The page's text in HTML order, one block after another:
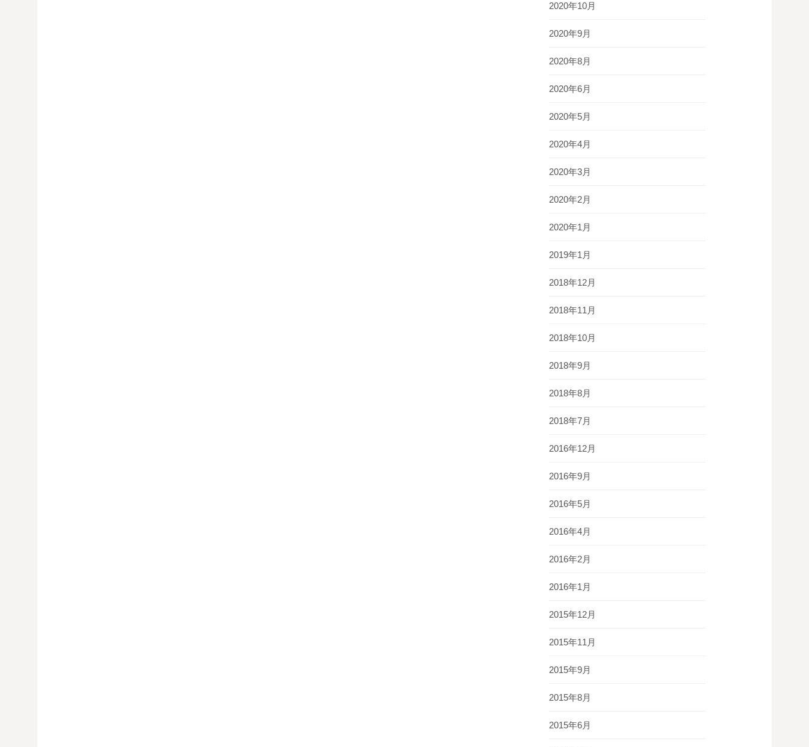
2020年10月
2020年9月
2020年8月
2020年6月
2020年5月
2020年4月
2020年3月
2020年2月
2020年1月
2019年1月
2018年12月
2018年11月
2018年10月
2018年9月
2018年8月
2018年7月
2016年12月
2016年9月
2016年5月
2016年4月
2016年2月
2016年1月
2015年12月
2015年11月
2015年9月
2015年8月
2015年6月